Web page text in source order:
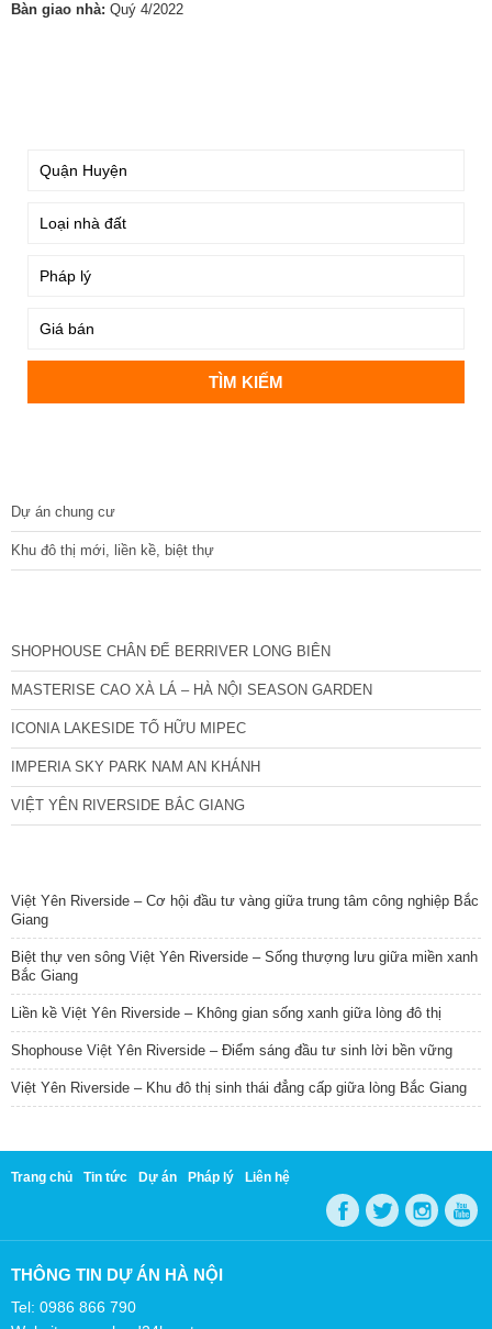
Bàn giao nhà: Quý 4/2022
Dự án chung cư
Khu đô thị mới, liền kề, biệt thự
SHOPHOUSE CHÂN ĐẾ BERRIVER LONG BIÊN
MASTERISE CAO XÀ LÁ – HÀ NỘI SEASON GARDEN
ICONIA LAKESIDE TỐ HỮU MIPEC
IMPERIA SKY PARK NAM AN KHÁNH
VIỆT YÊN RIVERSIDE BẮC GIANG
Việt Yên Riverside – Cơ hội đầu tư vàng giữa trung tâm công nghiệp Bắc
Giang
Biệt thự ven sông Việt Yên Riverside – Sống thượng lưu giữa miền xanh
Bắc Giang
Liền kề Việt Yên Riverside – Không gian sống xanh giữa lòng đô thị
Shophouse Việt Yên Riverside – Điểm sáng đầu tư sinh lời bền vững
Việt Yên Riverside – Khu đô thị sinh thái đẳng cấp giữa lòng Bắc Giang
Trang chủ Tin tức Dự án Pháp lý Liên hệ
THÔNG TIN DỰ ÁN HÀ NỘI
Tel: 0986 866 790